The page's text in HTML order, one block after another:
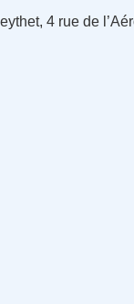
4 rue de